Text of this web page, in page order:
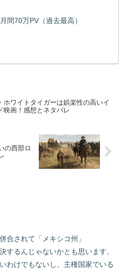
間70万PV（過去最高）
ホワイトタイガーは娯楽性の高いイ
映画！感想とネタバレ
の西部ロ
合されて「メキシコ州」
するんじゃないかとも思います。
わけでもないし、主権国家でいる